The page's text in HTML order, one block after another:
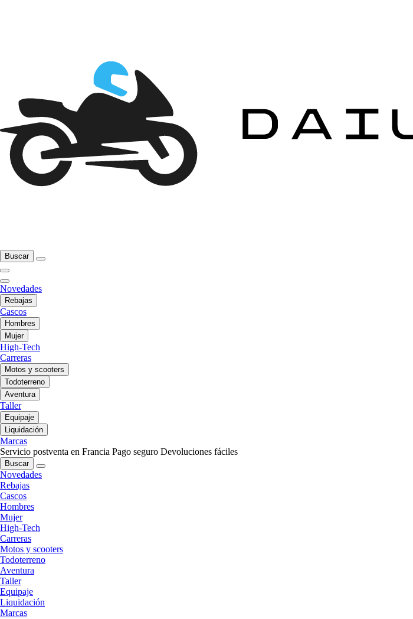
Buscar
Novedades
Rebajas
Cascos
Hombres
Mujer
High-Tech
Carreras
Motos y scooters
Todoterreno
Aventura
Taller
Equipaje
Liquidación
Marcas
Servicio postventa en Francia Pago seguro Devoluciones fáciles
Buscar
Novedades
Rebajas
Cascos
Hombres
Mujer
High-Tech
Carreras
Motos y scooters
Todoterreno
Aventura
Taller
Equipaje
Liquidación
Marcas